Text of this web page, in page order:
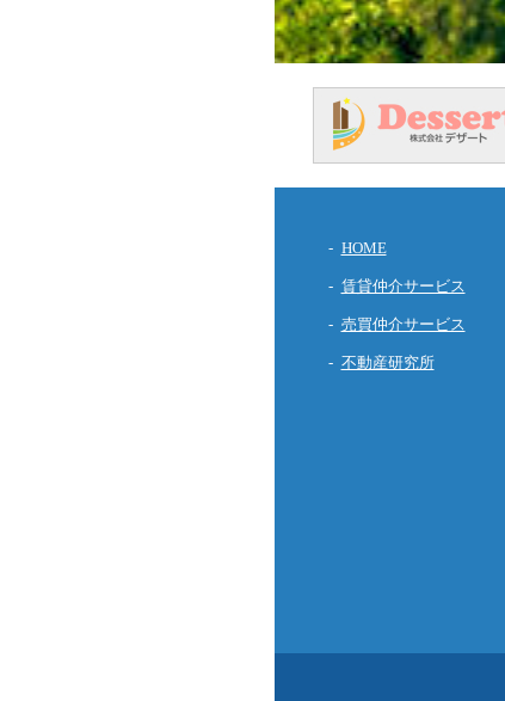
HOME
賃貸仲介サービス
売買仲介サービス
不動産研究所